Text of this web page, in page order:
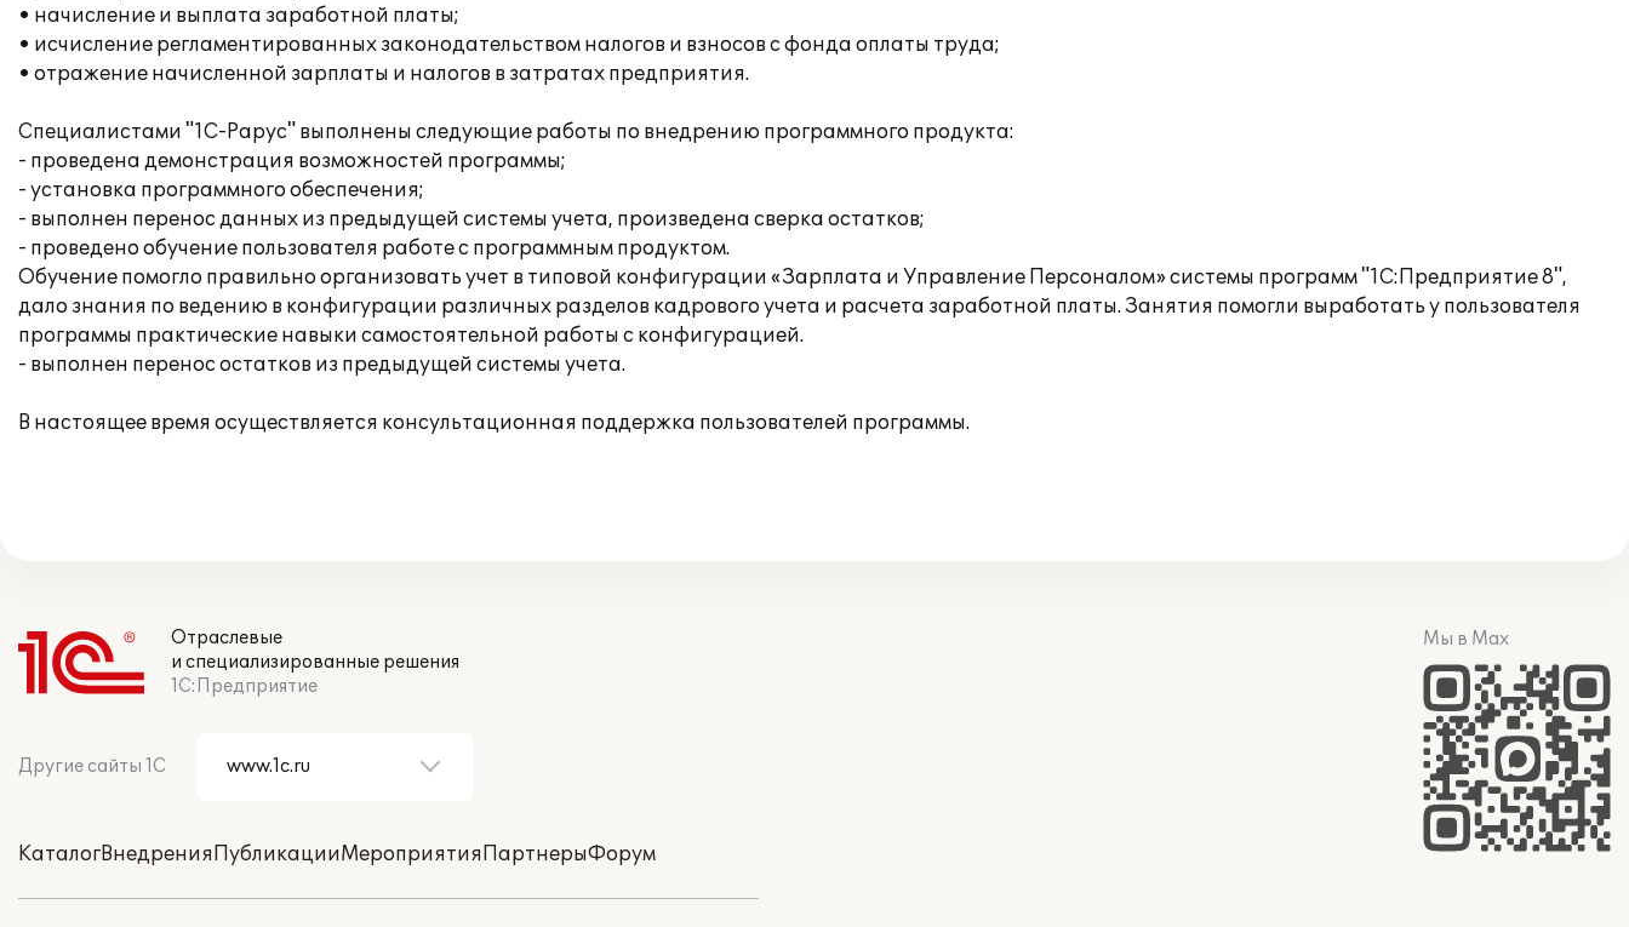
• начисление и выплата заработной платы;
• исчисление регламентированных законодательством налогов и взносов с фонда оплаты труда;
• отражение начисленной зарплаты и налогов в затратах предприятия.
Специалистами "1С-Рарус" выполнены следующие работы по внедрению программного продукта:
- проведена демонстрация возможностей программы;
- установка программного обеспечения;
- выполнен перенос данных из предыдущей системы учета, произведена сверка остатков;
- проведено обучение пользователя работе с программным продуктом.
Обучение помогло правильно организовать учет в типовой конфигурации «Зарплата и Управление Персоналом» системы программ "1С:Предприятие 8",
дало знания по ведению в конфигурации различных разделов кадрового учета и расчета заработной платы. Занятия помогли выработать у пользователя
программы практические навыки самостоятельной работы с конфигурацией.
- выполнен перенос остатков из предыдущей системы учета.
В настоящее время осуществляется консультационная поддержка пользователей программы.
Отраслевые
и специализированные решения
1С:Предприятие
Другие сайты 1С
КаталогВнедренияПубликацииМероприятияПартнерыФорум
Мы в Max